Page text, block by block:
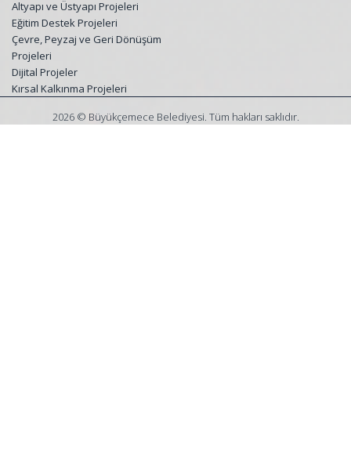
Altyapı ve Üstyapı Projeleri
Eğitim Destek Projeleri
Çevre, Peyzaj ve Geri Dönüşüm
Projeleri
Dijital Projeler
Kırsal Kalkınma Projeleri
2026 © Büyükçemece Belediyesi. Tüm hakları saklıdır.